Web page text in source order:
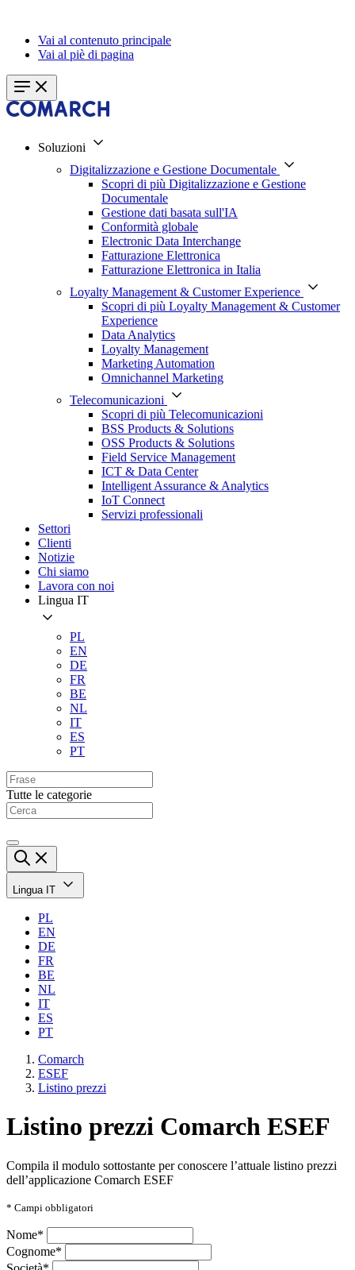
Vai al contenuto principale
Vai al piè di pagina
Soluzioni
Digitalizzazione e Gestione Documentale
Scopri di più Digitalizzazione e Gestione
Documentale
Gestione dati basata sull'IA
Conformità globale
Electronic Data Interchange
Fatturazione Elettronica
Fatturazione Elettronica in Italia
Loyalty Management & Customer Experience
Scopri di più Loyalty Management & Customer
Experience
Data Analytics
Loyalty Management
Marketing Automation
Omnichannel Marketing
Telecomunicazioni
Scopri di più Telecomunicazioni
BSS Products & Solutions
OSS Products & Solutions
Field Service Management
ICT & Data Center
Intelligent Assurance & Analytics
IoT Connect
Servizi professionali
Settori
Clienti
Notizie
Chi siamo
Lavora con noi
Lingua IT
PL
EN
DE
FR
BE
NL
IT
ES
PT
Tutte le categorie
Lingua IT
PL
EN
DE
FR
BE
NL
IT
ES
PT
Comarch
ESEF
Listino prezzi
Listino prezzi Comarch ESEF
Compila il modulo sottostante per conoscere l’attuale listino prezzi
dell’applicazione Comarch ESEF
* Campi obbligatori
Nome*
Cognome*